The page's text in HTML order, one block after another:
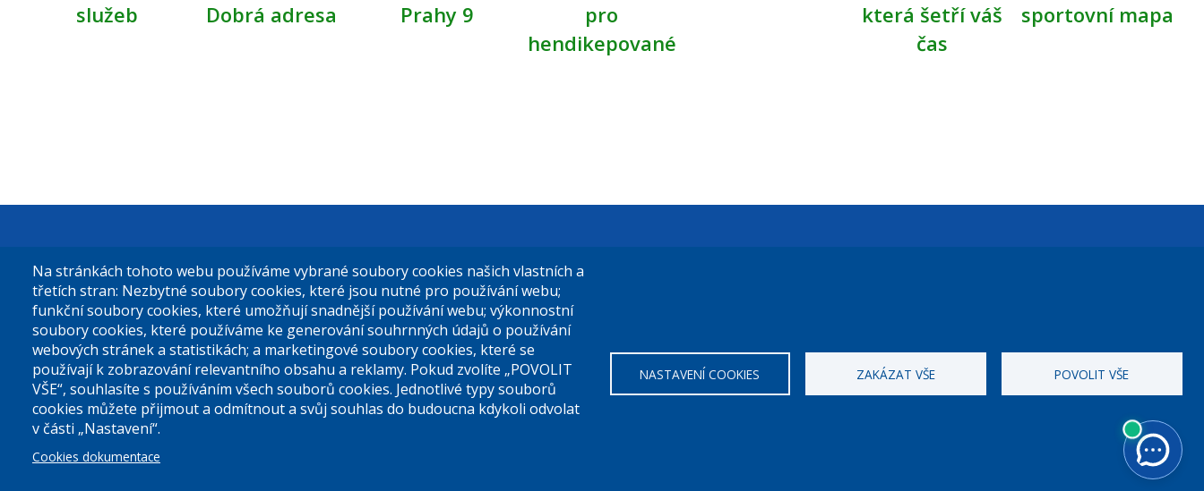
služeb
Dobrá adresa
Prahy 9
pro
hendikepované
která šetří váš
čas
sportovní mapa
Městská část Praha 9
Sokolovská 14/324
180 49 Praha 9
Tel. ústředna:283 091 111
El. podatelna (s el. podpisem):
posta@praha9.cz
El. podatelna (bez el. podpisu):
podatelna@praha9.cz
Úřední hodiny
nddbppc
CZ00063894
Na stránkách tohoto webu používáme vybrané soubory cookies našich vlastních a
třetích stran: Nezbytné soubory cookies, které jsou nutné pro používání webu;
funkční soubory cookies, které umožňují snadnější používání webu; výkonnostní
soubory cookies, které používáme ke generování souhrnných údajů o používání
webových stránek a statistikách; a marketingové soubory cookies, které se
používají k zobrazování relevantního obsahu a reklamy. Pokud zvolíte „POVOLIT
VŠE“, souhlasíte s používáním všech souborů cookies. Jednotlivé typy souborů
cookies můžete přijmout a odmítnout a svůj souhlas do budoucna kdykoli odvolat
v části „Nastavení“.
Cookies dokumentace
NASTAVENÍ COOKIES ZAKÁZAT VŠE POVOLIT VŠE